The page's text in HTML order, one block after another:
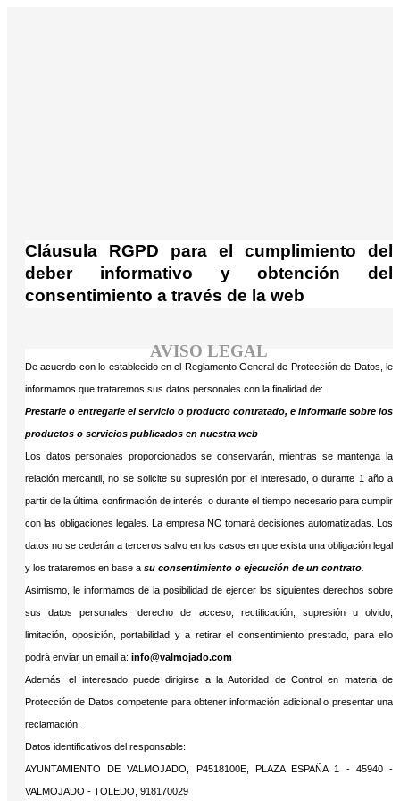
Cláusula RGPD para el cumplimiento del
deber informativo y obtención del
consentimiento a través de la web
AVISO LEGAL
De acuerdo con lo establecido en el Reglamento General de Protección de Datos, le
informamos que trataremos sus datos personales con la finalidad de:
Prestarle o entregarle el servicio o producto contratado, e informarle sobre los
productos o servicios publicados en nuestra web
Los datos personales proporcionados se conservarán, mientras se mantenga la
relación mercantil, no se solicite su supresión por el interesado, o durante 1 año a
partir de la última confirmación de interés, o durante el tiempo necesario para cumplir
con las obligaciones legales. La empresa NO tomará decisiones automatizadas. Los
datos no se cederán a terceros salvo en los casos en que exista una obligación legal
y los trataremos en base a su consentimiento o ejecución de un contrato
Asimismo, le informamos de la posibilidad de ejercer los siguientes derechos sobre
sus datos personales: derecho de acceso, rectificación, supresión u olvido,
limitación, oposición, portabilidad y a retirar el consentimiento prestado, para ello
podrá enviar un email a: info@valmojado.com
Además, el interesado puede dirigirse a la Autoridad de Control en materia de
Protección de Datos competente para obtener información adicional o presentar una
reclamación.
Datos identificativos del responsable:
AYUNTAMIENTO DE VALMOJADO, P4518100E, PLAZA ESPAÑA 1 - 45940 -
VALMOJADO - TOLEDO, 918170029